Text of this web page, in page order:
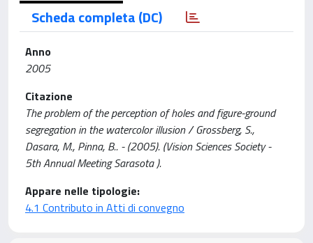
Scheda completa (DC)
Anno
2005
Citazione
The problem of the perception of holes and figure-ground
segregation in the watercolor illusion / Grossberg, S.,
Dasara, M., Pinna, B.. - (2005). (Vision Sciences Society -
5th Annual Meeting Sarasota ).
Appare nelle tipologie:
4.1 Contributo in Atti di convegno